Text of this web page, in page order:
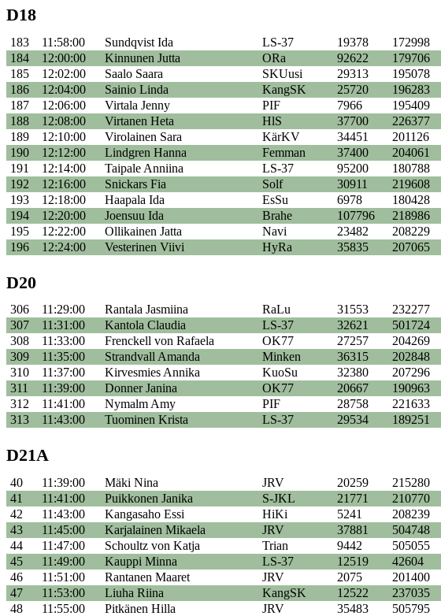
D18
183 11:58:00 Sundqvist Ida LS-37 19378
172998
184
12:00:00 Kinnunen Jutta ORa 92622
179706
185
12:02:00 Saalo Saara SKUusi 29313
195078
186
12:04:00 Sainio Linda KangSK 25720
196283
187
12:06:00 Virtala Jenny PIF 7966
195409
188
12:08:00 Virtanen Heta HlS 37700
226377
189
12:10:00 Virolainen Sara KärKV 34451
201126
190
12:12:00 Lindgren Hanna Femman 37400
204061
191
12:14:00 Taipale Anniina LS-37 95200
180788
192
12:16:00 Snickars Fia Solf 30911
219608
193
12:18:00 Haapala Ida EsSu 6978
180428
194
12:20:00 Joensuu Ida Brahe 107796
218986
195
12:22:00 Ollikainen Jatta Navi 23482
208229
196
12:24:00 Vesterinen Viivi HyRa 35835 207065
D20
306 11:29:00 Rantala Jasmiina RaLu 31553
232277
307
11:31:00 Kantola Claudia LS-37 32621
501724
308
11:33:00 Frenckell von Rafaela OK77 27257
204269
309
11:35:00 Strandvall Amanda Minken 36315
202848
310
11:37:00 Kirvesmies Annika KuoSu 32380
207296
311
11:39:00 Donner Janina OK77 20667
190963
312
11:41:00 Nymalm Amy PIF 28758
221633
313
11:43:00 Tuominen Krista LS-37 29534 189251
D21A
40 11:39:00 Mäki Nina JRV 20259
215280
41
11:41:00 Puikkonen Janika S-JKL 21771
210770
42
11:43:00 Kangasaho Essi HiKi 5241
208239
43
11:45:00 Karjalainen Mikaela JRV 37881
504748
44
11:47:00 Schoultz von Katja Trian 9442
505055
45
11:49:00 Kauppi Minna LS-37 12519
42604
46
11:51:00 Rantanen Maaret JRV 2075
201400
47
11:53:00 Liuha Riina KangSK 12522
237035
48
11:55:00 Pitkänen Hilla JRV 35483
505795